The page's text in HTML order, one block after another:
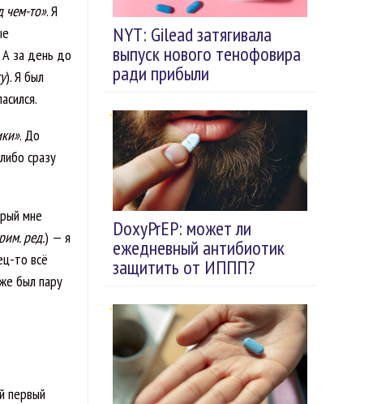
NYT: Gilead затягивала
выпуск нового тенофовира
ради прибыли
DoxyPrEP: может ли
ежедневный антибиотик
защитить от ИППП?
чем-то». Я
А за день до
). Я был
. До
сразу
мне
ред.) — я
то всё
был пару
первый